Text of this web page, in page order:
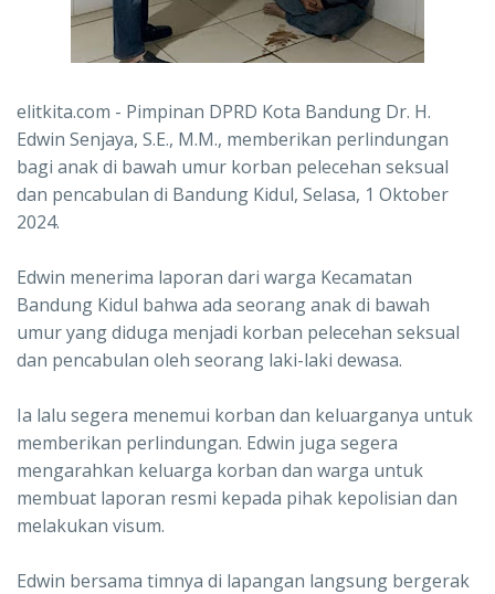
elitkita.com - Pimpinan DPRD Kota Bandung Dr. H.
Edwin Senjaya, S.E., M.M., memberikan perlindungan
bagi anak di bawah umur korban pelecehan seksual
dan pencabulan di Bandung Kidul, Selasa, 1 Oktober
2024.
Edwin menerima laporan dari warga Kecamatan
Bandung Kidul bahwa ada seorang anak di bawah
umur yang diduga menjadi korban pelecehan seksual
dan pencabulan oleh seorang laki-laki dewasa.
Ia lalu segera menemui korban dan keluarganya untuk
memberikan perlindungan. Edwin juga segera
mengarahkan keluarga korban dan warga untuk
membuat laporan resmi kepada pihak kepolisian dan
melakukan visum.
Edwin bersama timnya di lapangan langsung bergerak